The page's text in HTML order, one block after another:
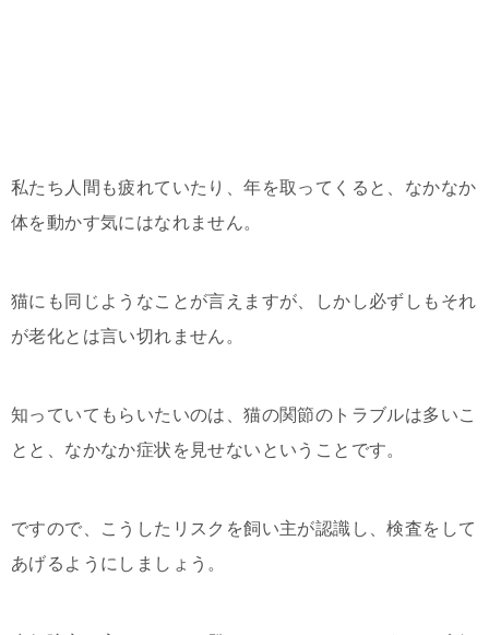
私たち人間も疲れていたり、年を取ってくると、なかなか
体を動かす気にはなれません。
猫にも同じようなことが言えますが、しかし必ずしもそれ
が老化とは言い切れません。
知っていてもらいたいのは、猫の関節のトラブルは多いこ
とと、なかなか症状を見せないということです。
ですので、こうしたリスクを飼い主が認識し、検査をして
あげるようにしましょう。